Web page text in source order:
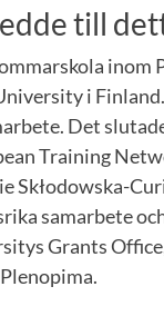
till
inom
i
Det
Training
Skłodowska-
samarbete
Grants